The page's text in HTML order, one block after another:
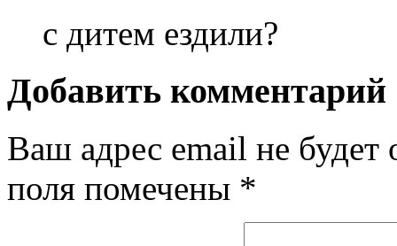
с дитем ездили?
Добавить комментарий
Ваш адрес email не будет
поля помечены *